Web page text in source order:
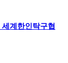
계한인탁구협